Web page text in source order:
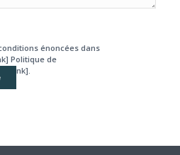
énoncées dans
Politique de